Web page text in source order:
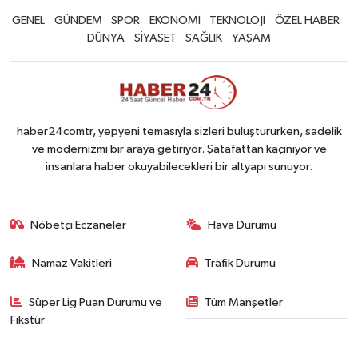
GENEL GÜNDEM SPOR EKONOMİ TEKNOLOJİ
ÖZEL HABER
DÜNYA
SİYASET SAĞLIK YAŞAM
haber24comtr, yepyeni temasıyla sizleri buluştururken, sadelik
ve modernizmi bir araya getiriyor. Şatafattan kaçınıyor ve
insanlara haber okuyabilecekleri bir altyapı sunuyor.
Nöbetçi Eczaneler Hava Durumu
Namaz Vakitleri Trafik Durumu
Süper Lig Puan Durumu ve
Fikstür
Tüm Manşetler